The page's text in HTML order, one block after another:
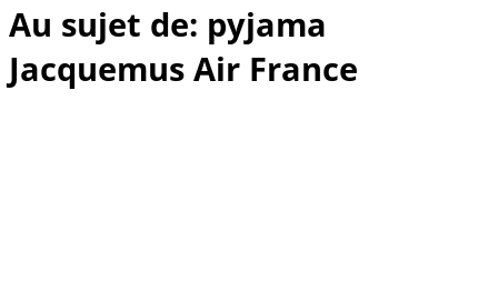
Au sujet de: pyjama
Jacquemus Air France